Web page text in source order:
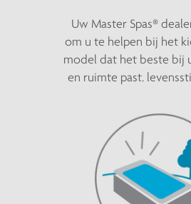
Uw Master Spas®
om u te helpen bij het
model dat het beste bij
en ruimte past.